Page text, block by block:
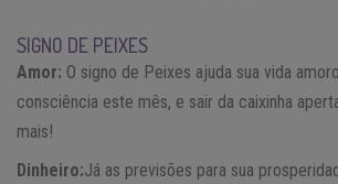
SIGNO DE PEIXES
Amor: O signo de Peixes ajuda sua vida
consciência este mês, e sair da caixinha
mais!
Dinheiro:Já as previsões para sua